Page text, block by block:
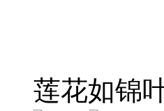
莲花如锦